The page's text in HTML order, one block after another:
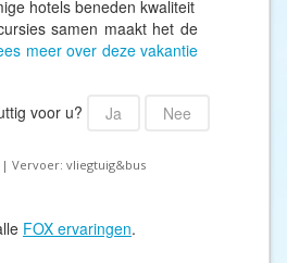
hotels beneden kwaliteit
samen maakt het de
meer over deze vakantie
voor u?
Ja Nee
| Vervoer: vliegtuig&bus
FOX ervaringen.